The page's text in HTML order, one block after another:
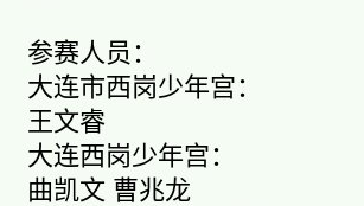
赛人员：
连市西岗少年宫：
文睿
连西岗少年宫：
凯文 曹兆龙